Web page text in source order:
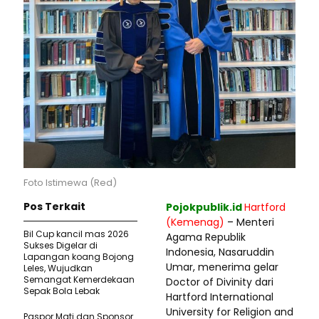
Foto Istimewa (Red)
Pojokpublik.idHartford
(Kemenag) – Menteri
Agama Republik
Indonesia, Nasaruddin
Umar, menerima gelar
Doctor of Divinity dari
Hartford International
University for Religion and
Pos Terkait
Bil Cup kancil mas 2026
Sukses Digelar di
Lapangan koang Bojong
Leles, Wujudkan
Semangat Kemerdekaan
Sepak Bola Lebak